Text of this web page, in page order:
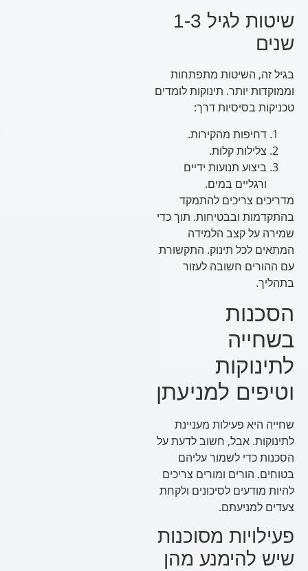
שיטות לגיל 1-3
שנים
בגיל זה, השיטות מתפתחות
וממוקדות יותר. תינוקות לומדים
טכניקות בסיסיות דרך:
דחיפות מהקירות.
צלילות קלות.
ביצוע תנועות ידיים
ורגליים במים.
מדריכים צריכים להתמקד
בהתקדמות ובבטיחות. תוך כדי
שמירה על קצב הלמידה
המתאים לכל תינוק. התקשורת
עם ההורים חשובה לעזור
בתהליך.
הסכנות
בשחייה
לתינוקות
וטיפים למניעתן
שחייה היא פעילות מעניינת
לתינוקות. אבל, חשוב לדעת על
הסכנות כדי לשמור עליהם
בטוחים. הורים ומורים צריכים
להיות מודעים לסיכונים ולקחת
צעדים למניעתם.
פעילויות מסוכנות
שיש להימנע מהן